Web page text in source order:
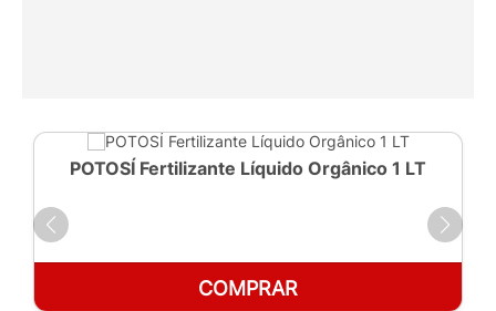
POTOSÍ Fertilizante Líquido Orgânico 1 LT
COMPRAR